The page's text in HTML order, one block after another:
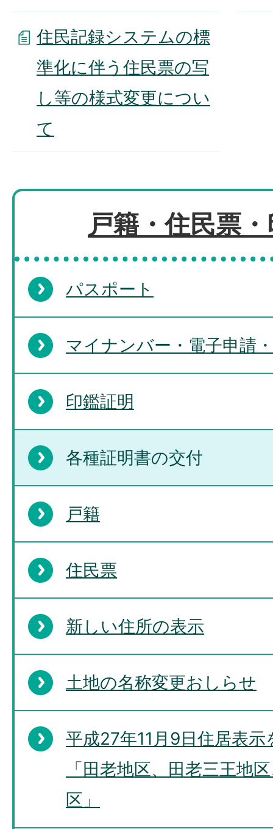
住民記録システムの標
準化に伴う住民票の写
し等の様式変更につい
て
戸籍・住民票
パスポート
マイナンバー・電子申請
印鑑証明
各種証明書の交付
戸籍
住民票
新しい住所の表示
土地の名称変更おしらせ
平成27年11月9日住居表
「田老地区、田老三王地
区」